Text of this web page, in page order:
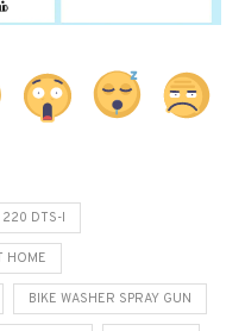
220 DTS-I
HOME
BIKE WASHER SPRAY GUN